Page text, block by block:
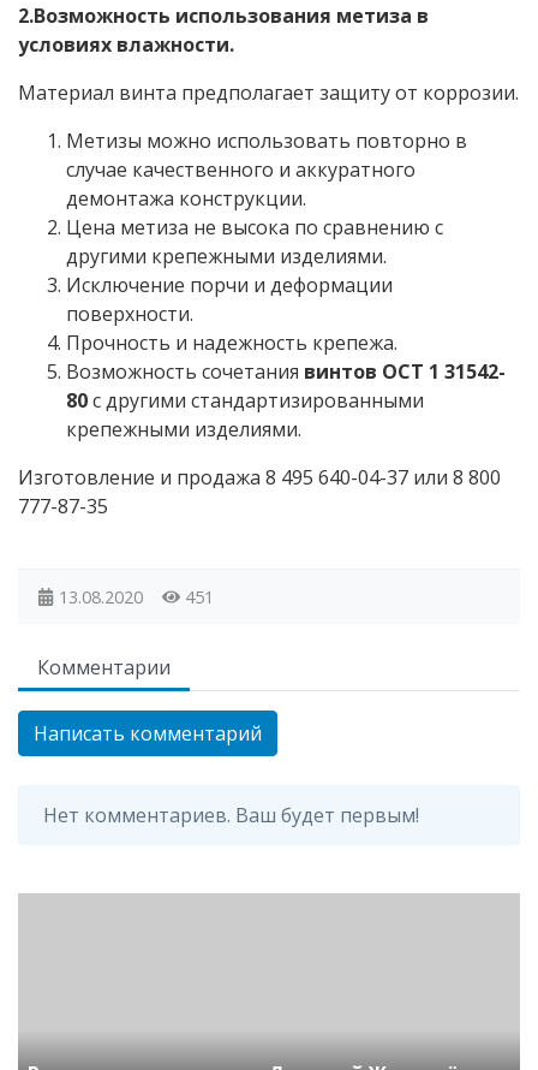
2.Возможность использования метиза в
условиях влажности.
Материал винта предполагает защиту от коррозии.
Метизы можно использовать повторно в
случае качественного и аккуратного
демонтажа конструкции.
Цена метиза не высока по сравнению с
другими крепежными изделиями.
Исключение порчи и деформации
поверхности.
Прочность и надежность крепежа.
Возможность сочетания винтов ОСТ 1 31542-
80с другими стандартизированными
крепежными изделиями.
Изготовление и продажа 8 495 640-04-37 или 8 800
777-87-35
13.08.2020 451
Комментарии
Написать комментарий
Нет комментариев. Ваш будет первым!